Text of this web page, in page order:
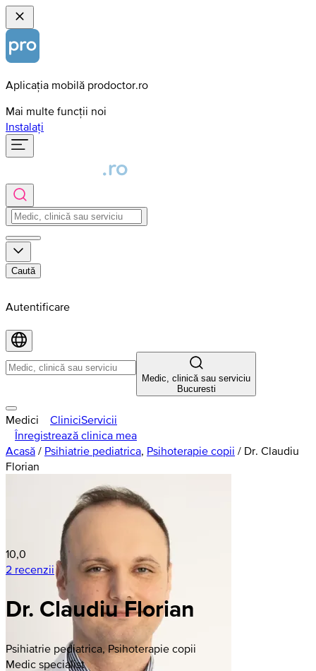
Aplicația mobilă prodoctor.ro
Mai multe funcții noi
Instalați
Caută
Autentificare
Medic, clinică sau serviciu
Bucuresti
Medici CliniciServicii
Înregistrează clinica mea
Acasă / Psihiatrie pediatrica, Psihoterapie copii / Dr. Claudiu
Florian
10,0
2 recenzii
Dr. Claudiu Florian
Psihiatrie pediatrica, Psihoterapie copii
Medic specialist